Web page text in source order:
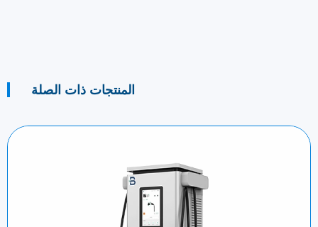
المنتجات ذات الصلة